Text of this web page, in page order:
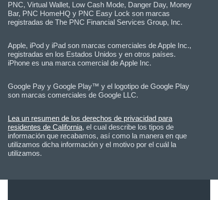
PNC, Virtual Wallet, Low Cash Mode, Danger Day, Money
Bar, PNC HomeHQ y PNC Easy Lock son marcas
registradas de The PNC Financial Services Group, Inc.
Apple, iPod y iPad son marcas comerciales de Apple Inc.,
registradas en los Estados Unidos y en otros países.
iPhone es una marca comercial de Apple Inc.
Google Pay y Google Play™ y el logotipo de Google Play
son marcas comerciales de Google LLC.
Lea un resumen de los derechos de privacidad para
residentes de California, el cual describe los tipos de
información que recabamos, así como la manera en que
utilizamos dicha información y el motivo por el cuál la
utilizamos.